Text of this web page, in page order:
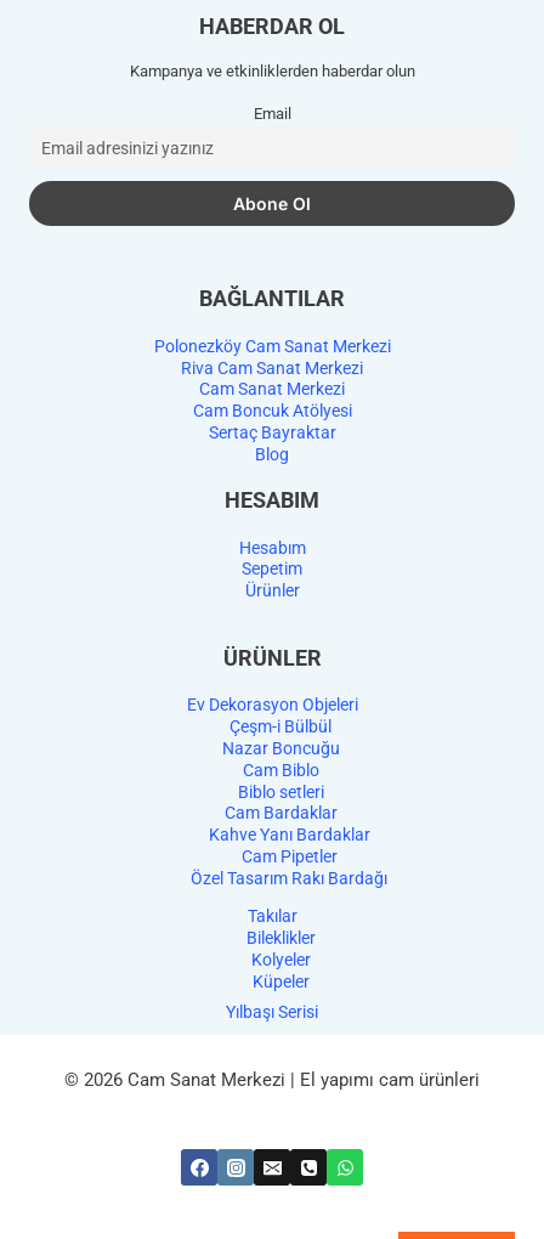
HABERDAR OL
Kampanya ve etkinliklerden haberdar olun
Email
BAĞLANTILAR
Polonezköy Cam Sanat Merkezi
Riva Cam Sanat Merkezi
Cam Sanat Merkezi
Cam Boncuk Atölyesi
Sertaç Bayraktar
Blog
HESABIM
Hesabım
Sepetim
Ürünler
ÜRÜNLER
Ev Dekorasyon Objeleri
Çeşm-i Bülbül
Nazar Boncuğu
Cam Biblo
Biblo setleri
Cam Bardaklar
Kahve Yanı Bardaklar
Cam Pipetler
Özel Tasarım Rakı Bardağı
Takılar
Bileklikler
Kolyeler
Küpeler
Yılbaşı Serisi
© 2026 Cam Sanat Merkezi | El yapımı cam ürünleri